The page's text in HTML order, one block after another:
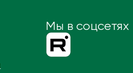
Мы в соцсетях